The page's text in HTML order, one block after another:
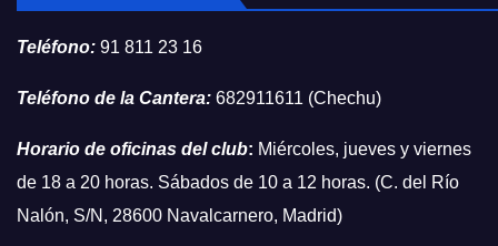
Teléfono: 91 811 23 16
Teléfono de la Cantera: 682911611 (Chechu)
Horario de oficinas del club: Miércoles, jueves y viernes
de 18 a 20 horas. Sábados de 10 a 12 horas. (C. del Río
Nalón, S/N, 28600 Navalcarnero, Madrid)